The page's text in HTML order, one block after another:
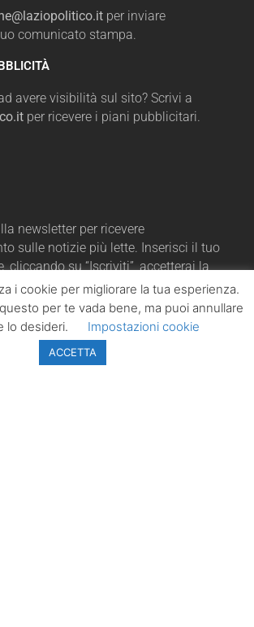
per inviare
comunicato stampa.
avere visibilità sul sito? Scrivi a
per ricevere i piani pubblicitari.
newsletter per ricevere
sulle notizie più lette. Inserisci il tuo
cliccando su “Iscriviti”, accetterai la
la nostra Privacy Policy.
ISCRIVITI
i cookie per migliorare la tua esperienza.
per te vada bene, ma puoi annullare
lo desideri.
Impostazioni cookie
ACCETTA